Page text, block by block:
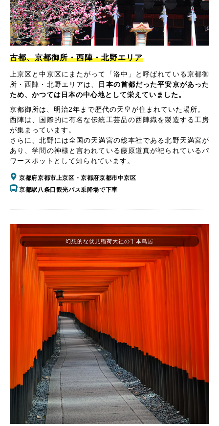
古都、京都御所・西陣・北野エリア
上京区と中京区にまたがって「洛中」と呼ばれている京都御
所・西陣・北野エリアは、
日本の首都だった平安京があった
ため、かつては日本の中心地として栄えていました。
京都御所は、明治2年まで歴代の天皇が住まれていた場所。
西陣は、国際的に有名な伝統工芸品の西陣織を製造する工房
が集まっています。
さらに、北野には全国の天満宮の総本社である北野天満宮が
あり、学問の神様と言われている藤原道真が祀られているパ
ワースポットとして知られています。
京都府京都市上京区・京都府京都市中京区
京都駅八条口観光バス乗降場で下車
幻想的な伏見稲荷大社の千本鳥居